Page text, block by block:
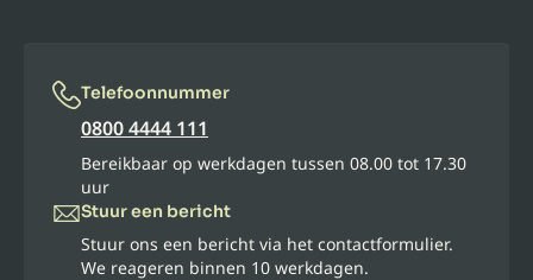
Telefoonnummer
0800 4444 111
Bereikbaar op werkdagen tussen 08.00 tot 17.30
uur
Stuur een bericht
Stuur ons een bericht via het contactformulier.
We reageren binnen 10 werkdagen.